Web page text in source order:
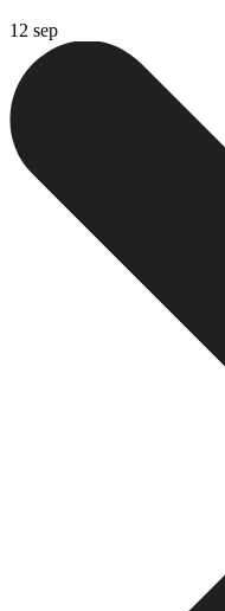
12 sep